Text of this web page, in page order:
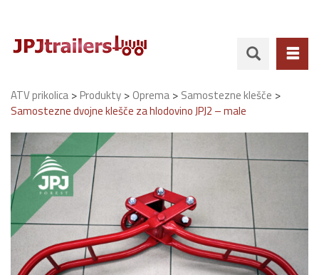
ATV prikolica >Produkty > Oprema > Samostezne klešče >
Samostezne dvojne klešče za hlodovino JPJ2 – male